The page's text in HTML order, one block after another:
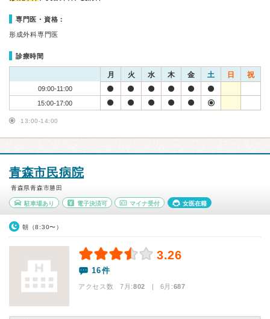
専門医・資格：
形成外科専門医
診療時間
月 火 水 木 金 土 日 祝
09:00-11:00
15:00-17:00
13:00-14:00
青森市民病院
青森県青森市勝田
駐車場あり 電子決済可 マイナ受付 女医在籍
朝（8:30〜）
3.26
16件
アクセス数 7月:802 | 6月:687